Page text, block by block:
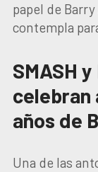
papel de
contempla
SMASH
celebran
años de
Una de las